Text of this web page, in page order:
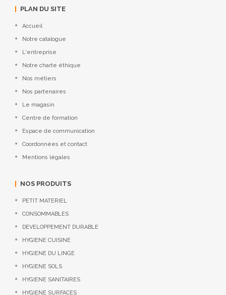
PLAN DU SITE
Accueil
Notre catalogue
L'entreprise
Notre charte éthique
Nos métiers
Nos partenaires
Le magasin
Centre de formation
Espace de communication
Coordonnées et contact
Mentions légales
NOS PRODUITS
PETIT MATERIEL
CONSOMMABLES
DEVELOPPEMENT DURABLE
HYGIENE CUISINE
HYGIENE DU LINGE
HYGIENE SOLS
HYGIENE SANITAIRES
HYGIENE SURFACES